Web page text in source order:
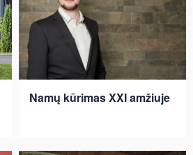
Namų kūrimas XXI amžiuje